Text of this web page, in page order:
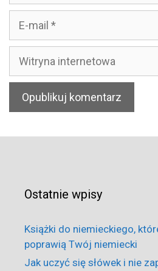
internetowa
Ostatnie wpisy
Książki do niemieckiego,
poprawią Twój niemiecki
Jak uczyć się słówek i nie